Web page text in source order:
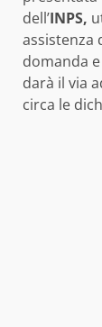
dell’INPS,
assistenza
domanda
darà il via
circa le